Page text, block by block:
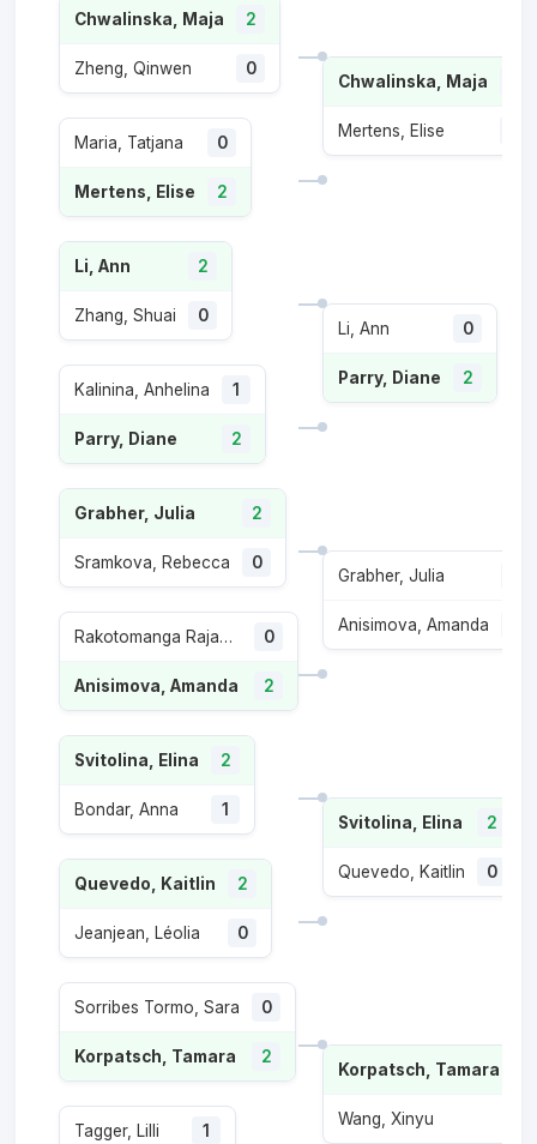
Chwalinska, Maja 2
Zheng, Qinwen 0
Maria, Tatjana 0
Mertens, Elise 2
Li, Ann 2
Zhang, Shuai 0
Kalinina, Anhelina 1
Parry, Diane 2
Grabher, Julia 2
Sramkova, Rebecca 0
Rakotomanga Rajaonah, Tiantsoa Sarah 0
Anisimova, Amanda 2
Svitolina, Elina 2
Bondar, Anna 1
Quevedo, Kaitlin 2
Jeanjean, Léolia 0
Sorribes Tormo, Sara 0
Korpatsch, Tamara 2
Tagger, Lilli 1
Chwalinska, Maja
Mertens, Elise
Li, Ann 0
Parry, Diane 2
Grabher, Julia
Anisimova, Amanda
Svitolina, Elina 2
Quevedo, Kaitlin 0
Korpatsch, Tamara
Wang, Xinyu